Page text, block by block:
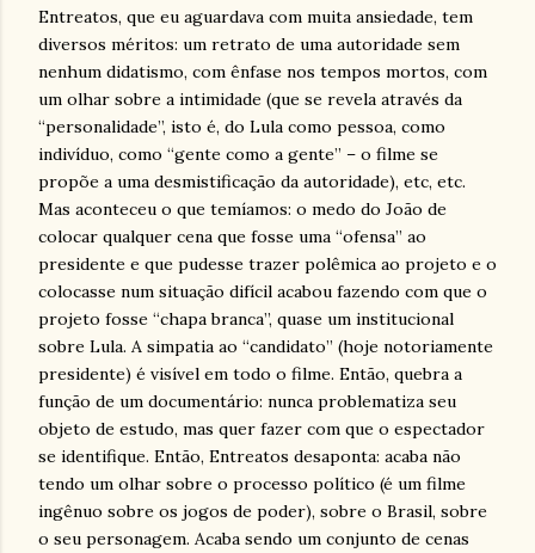
Entreatos, que eu aguardava com muita ansiedade, tem
diversos méritos: um retrato de uma autoridade sem
nenhum didatismo, com ênfase nos tempos mortos, com
um olhar sobre a intimidade (que se revela através da
“personalidade”, isto é, do Lula como pessoa, como
indivíduo, como “gente como a gente” – o filme se
propõe a uma desmistificação da autoridade), etc, etc.
Mas aconteceu o que temíamos: o medo do João de
colocar qualquer cena que fosse uma “ofensa” ao
presidente e que pudesse trazer polêmica ao projeto e o
colocasse num situação difícil acabou fazendo com que o
projeto fosse “chapa branca”, quase um institucional
sobre Lula. A simpatia ao “candidato” (hoje notoriamente
presidente) é visível em todo o filme. Então, quebra a
função de um documentário: nunca problematiza seu
objeto de estudo, mas quer fazer com que o espectador
se identifique. Então, Entreatos desaponta: acaba não
tendo um olhar sobre o processo político (é um filme
ingênuo sobre os jogos de poder), sobre o Brasil, sobre
o seu personagem. Acaba sendo um conjunto de cenas